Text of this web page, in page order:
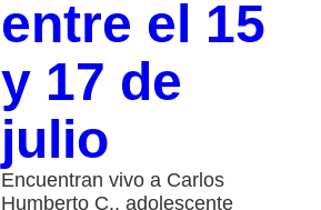
entre el 15
y 17 de
julio
Encuentran vivo a Carlos
Humberto C., adolescente